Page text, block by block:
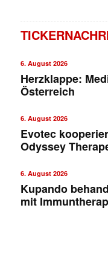
6. August 2026
Herzklappe:
Österreich
6. August 2026
Evotec
Odyssey
6. August 2026
Kupando
mit